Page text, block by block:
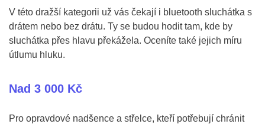
V této dražší kategorii už vás čekají i bluetooth sluchátka s
drátem nebo bez drátu. Ty se budou hodit tam, kde by
sluchátka přes hlavu překážela. Oceníte také jejich míru
útlumu hluku.
Nad 3 000 Kč
Pro opravdové nadšence a střelce, kteří potřebují chránit